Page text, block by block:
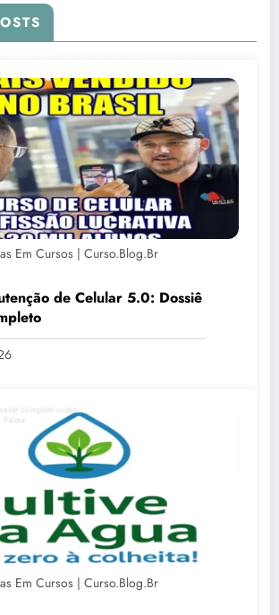
Em Cursos | Curso.blog.br
de Celular 5.0: Dossiê
Em Cursos | Curso.blog.br